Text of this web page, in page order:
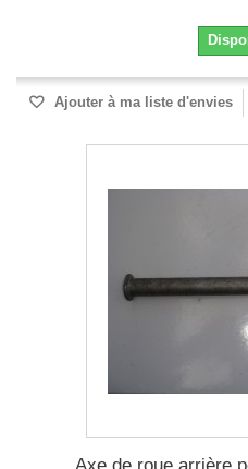
Ajouter à ma liste d'envies